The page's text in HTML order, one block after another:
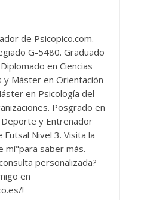
de Psicopico.com.
G-5480. Graduado
en Ciencias
y Máster en Orientación
en Psicología del
Posgrado en
Deporte y Entrenador
Futsal Nivel 3. Visita la
mí"para saber más.
personalizada?
en
!